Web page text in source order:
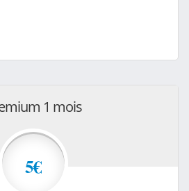
1 mois
5€